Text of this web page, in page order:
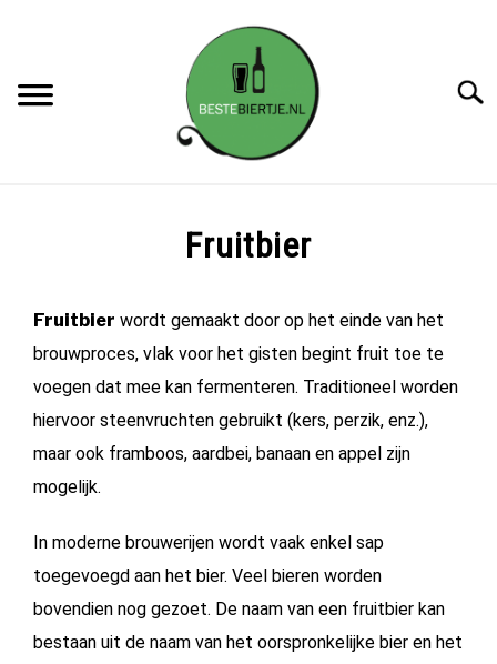
BIER&FOOD
BESTEBIERTJE STANDAARD
Fruitbier
Fruitbier wordt gemaakt door op het einde van het
brouwproces, vlak voor het gisten begint fruit toe te
voegen dat mee kan fermenteren. Traditioneel worden
hiervoor steenvruchten gebruikt (kers, perzik, enz.),
maar ook framboos, aardbei, banaan en appel zijn
mogelijk.
In moderne brouwerijen wordt vaak enkel sap
toegevoegd aan het bier. Veel bieren worden
bovendien nog gezoet. De naam van een fruitbier kan
bestaan uit de naam van het oorspronkelijke bier en het